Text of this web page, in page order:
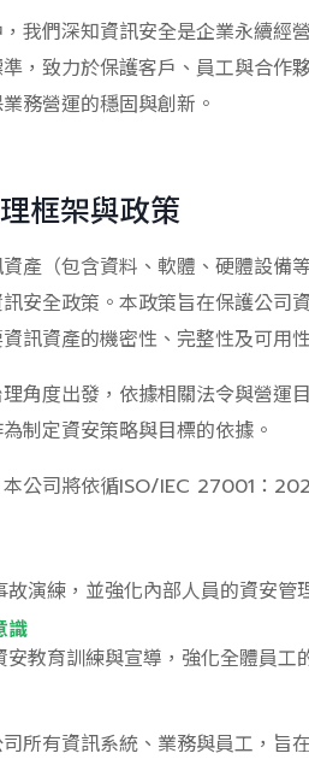
我們深知資訊安全是企業永續經
，致力於保護客戶、員工與合作
務營運的穩固與創新。
框架與政策
產（包含資料、軟體、硬體設備
安全政策。本政策旨在保護公司
訊資產的機密性、完整性及可用
角度出發，依據相關法令與營運
制定資安策略與目標的依據。
公司將依循ISO/IEC 27001：
演練，並強化內部人員的資安管
識
安教育訓練與宣導，強化全體員工
所有資訊系統、業務與員工，旨